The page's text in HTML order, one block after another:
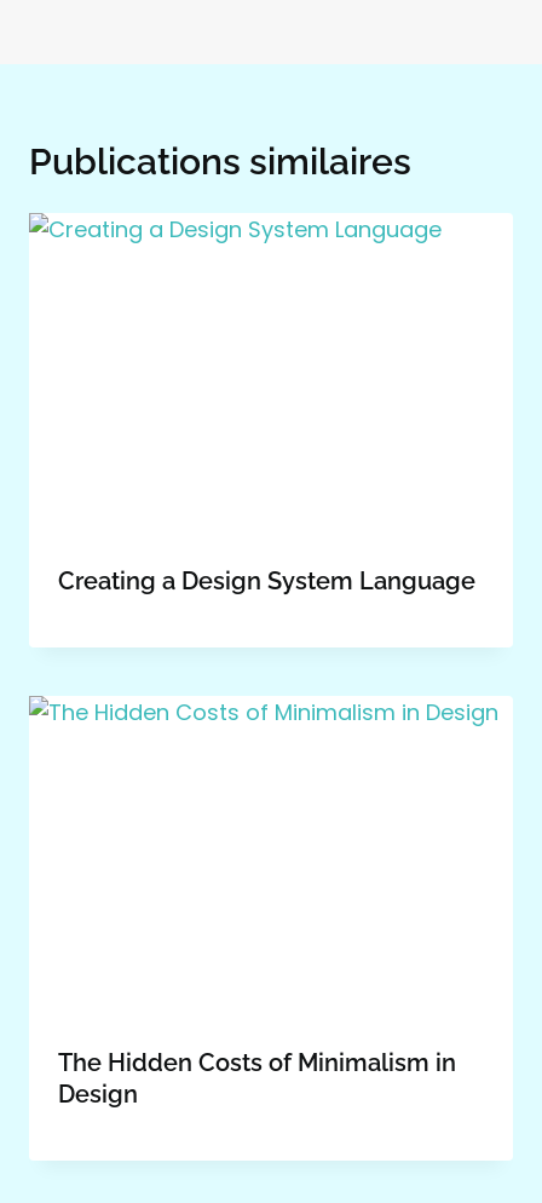
Publications similaires
Creating a Design System Language
The Hidden Costs of Minimalism in
Design